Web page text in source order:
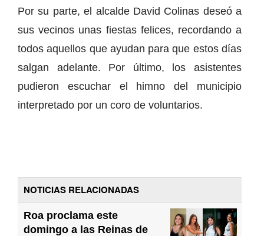
Por su parte, el alcalde David Colinas deseó a
sus vecinos unas fiestas felices, recordando a
todos aquellos que ayudan para que estos días
salgan adelante. Por último, los asistentes
pudieron escuchar el himno del municipio
interpretado por un coro de voluntarios.
NOTICIAS RELACIONADAS
Roa proclama este
domingo a las Reinas de